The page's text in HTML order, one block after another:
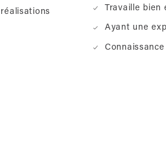
Travaille bien
Ayant une